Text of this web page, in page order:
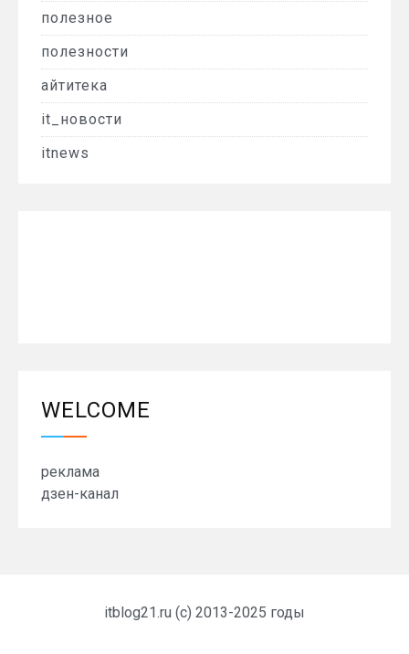
полезное
полезности
айтитека
it_новости
itnews
WELCOME
реклама
дзен-канал
itblog21.ru (c) 2013-2025 годы